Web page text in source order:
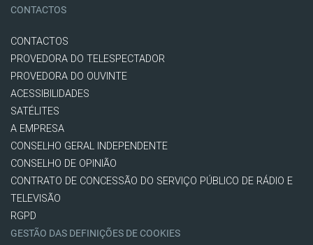
CONTACTOS
CONTACTOS
PROVEDORA DO TELESPECTADOR
PROVEDORA DO OUVINTE
ACESSIBILIDADES
SATÉLITES
A EMPRESA
CONSELHO GERAL INDEPENDENTE
CONSELHO DE OPINIÃO
CONTRATO DE CONCESSÃO DO SERVIÇO PÚBLICO DE RÁDIO E
TELEVISÃO
RGPD
GESTÃO DAS DEFINIÇÕES DE COOKIES